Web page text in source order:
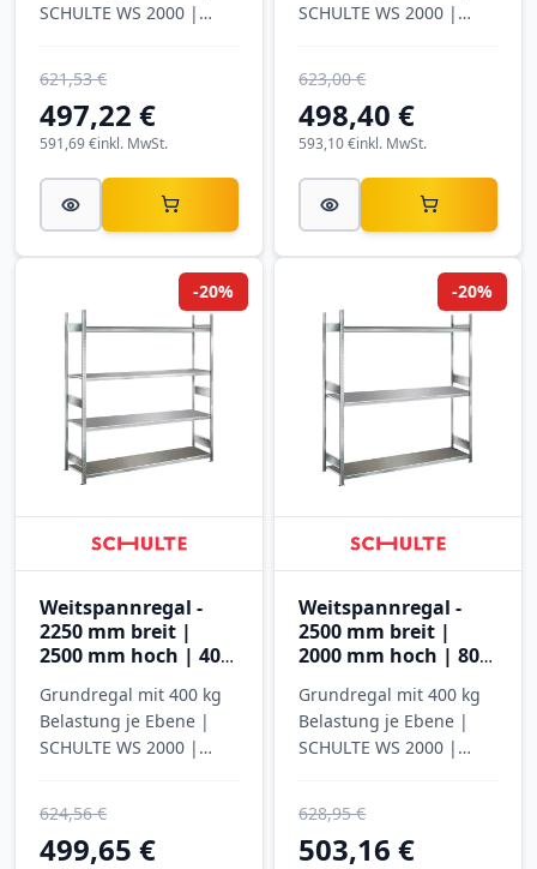
SCHULTE WS 2000 |
497,22 €
621,53 €
inkl. MwSt.
591,69 €
SCHULTE WS 2000 |
498,40 €
623,00 €
inkl. MwSt.
593,10 €
Weitspannregal -
2250 mm breit |
2500 mm hoch | 400
mit Stahlböden
Grundregal mit 400 kg
Belastung je Ebene |
SCHULTE WS 2000 |
499,65 €
624,56 €
-20%
Weitspannregal -
2500 mm breit |
2000 mm hoch | 800
mit Stahlböden
Grundregal mit 400 kg
Belastung je Ebene |
SCHULTE WS 2000 |
503,16 €
628,95 €
-20%